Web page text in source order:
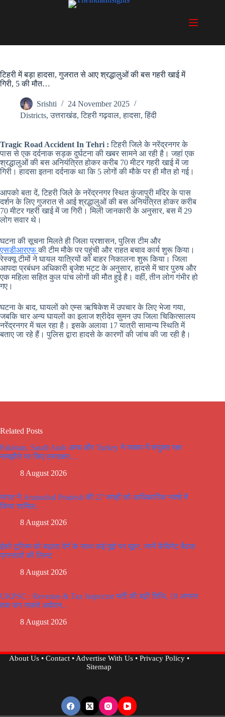
टिहरी में बड़ा हादसा, गुजरात से आए श्रद्धालुओं की बस गहरी खाई में
गिरी, 5 की मौत…
Srishti
24 November 2025
Districts,उत्तराखंड,टिहरी गढ़वाल,हादसा,हिंदी
Tragic Road Accident In Tehri : टिहरी जिले के नरेंद्रनगर के
पास से एक दर्दनाक सड़क दुर्घटना की खबर सामने आ रही है। जहां एक
श्रद्धालुओं की बस अनियंत्रित होकर करीब 70 मीटर गहरी खाई में जा
गिरी। हादसा इतना दर्दनाक था कि 5 लोगों की मौके पर ही मौत हो गई।
आपको बता दें, टिहरी जिले के नरेंद्रनगर स्थित कुंजापुरी मंदिर के पास
दर्शन के लिए गुजरात से आई श्रद्धालुओं की बस अनियंत्रित होकर करीब
70 मीटर गहरी खाई में जा गिरी। मिली जानकारी के अनुसार, बस में 29
लोग सवार थे।
घटना की सूचना मिलते ही जिला प्रशासन, पुलिस टीम और
एसडीआरएफकी टीम मौके पर पहुंची और राहत बचाव कार्य शुरू किया।
रेस्क्यू टीमों ने घायल यात्रियों को बाहर निकालना शुरू किया। जिला
आपदा प्रबंधन अधिकारी बृजेश भट्ट के अनुसार, हादसे में चार पुरुष और
एक महिला सहित कुल पांच लोगों की मौत हुई है। वहीं, तीन लोग गंभीर हो
गए।
घटना के बाद, घायलों को एम्स ऋषिकेश में उपचार के लिए भेजा गया,
जबकि चार अन्य घायलों का इलाज श्रीदेव सुमन उप जिला चिकित्सालय
नरेंद्रनगर में चल रहा है। इसके अलावा 17 यात्री सामान्य स्थिति में
बताए जा रहे हैं। पुलिस द्वारा हादसे के कारणों की जांच की जा रही है।
Related Posts
Pakistan, Saudi Arab अरब और Turkey ने मक्का में संयुक्त रक्षा
समझौते पर किए हस्ताक्षर…
8 August 2026
भारत ने Arunachal Pradesh की 27 जगहों को आधिकारिक नक्शे में
किया शामिल..
8 August 2026
ईको टूरिज्म को बढ़ावा देने के साथ कई मूद्दो पर मूहर, जानें कैबिनेट बैठक
प्रस्तावों की लिस्ट
8 August 2026
UKPSC : Revenue & Tax Inspector भर्ती की बढ़ी तिथि, 18 अगस्त
तक कर सकते आवेदन..
8 August 2026
About Us• Contact•Advertise With Us• Privacy Policy•
Sitemap